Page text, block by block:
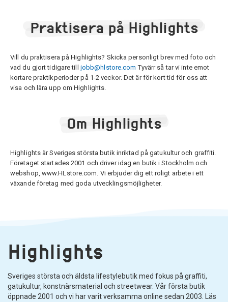
Praktisera på Highlights
Vill du praktisera på Highlights? Skicka personligt brev med foto och
vad du gjort tidigare till jobb@hlstore.com Tyvärr så tar vi inte emot
kortare praktikperioder på 1-2 veckor. Det är för kort tid för oss att
visa och lära upp om Highlights.
Om Highlights
Highlights är Sveriges största butik inriktad på gatukultur och graffiti.
Företaget startades 2001 och driver idag en butik i Stockholm och
webshop, www.HLstore.com. Vi erbjuder dig ett roligt arbete i ett
växande företag med goda utvecklingsmöjligheter.
Highlights
Sveriges största och äldsta lifestylebutik med fokus på graffiti,
gatukultur, konstnärsmaterial och streetwear. Vår första butik
öppnade 2001 och vi har varit verksamma online sedan 2003. Läs